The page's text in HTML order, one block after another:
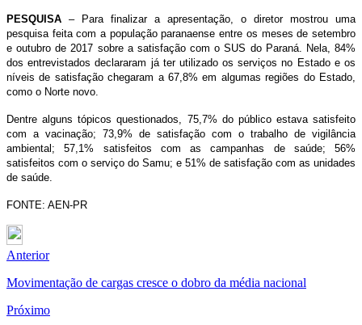
PESQUISA – Para finalizar a apresentação, o diretor mostrou uma
pesquisa feita com a população paranaense entre os meses de setembro
e outubro de 2017 sobre a satisfação com o SUS do Paraná. Nela, 84%
dos entrevistados declararam já ter utilizado os serviços no Estado e os
níveis de satisfação chegaram a 67,8% em algumas regiões do Estado,
como o Norte novo.
Dentre alguns tópicos questionados, 75,7% do público estava satisfeito
com a vacinação; 73,9% de satisfação com o trabalho de vigilância
ambiental; 57,1% satisfeitos com as campanhas de saúde; 56%
satisfeitos com o serviço do Samu; e 51% de satisfação com as unidades
de saúde.
FONTE: AEN-PR
Anterior
Movimentação de cargas cresce o dobro da média nacional
Próximo